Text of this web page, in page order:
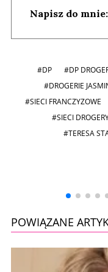
Napisz do mnie:
#DP #DP
#DROGERIE
#SIECI FRANCZYZOWE
#SIECI
#TERESA
POWIĄZANE